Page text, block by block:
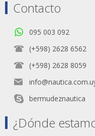
Contacto
095 003 092
(+598) 2628 6562
(+598) 2628 8059
bermudeznautica
¿Dónde